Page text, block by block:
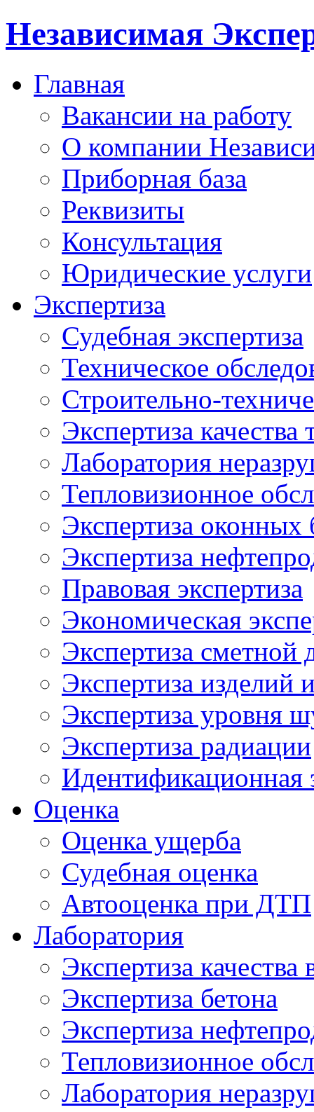
Независимая
Главная
Вакансии на работу
О компании
Приборная база
Реквизиты
Консультация
Юридические услуги
Экспертиза
Судебная экспертиза
Техническое
Строительно-
Экспертиза качества
Лаборатория
Тепловизионное
Экспертиза оконных
Экспертиза
Правовая экспертиза
Экономическая
Экспертиза сметной
Экспертиза изделий
Экспертиза уровня
Экспертиза радиации
Идентификационная
Оценка
Оценка ущерба
Судебная оценка
Автооценка при ДТП
Лаборатория
Экспертиза качества
Экспертиза бетона
Экспертиза
Тепловизионное
Лаборатория